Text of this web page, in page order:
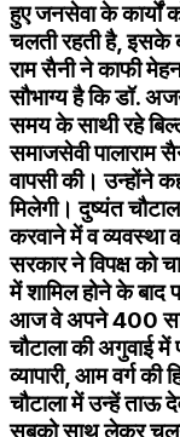
हुए जनसेवा के कार्यों
चलती रहती है, इसके
राम सैनी ने काफी
सौभाग्य है कि डॉ.
समय के साथी रहे
समाजसेवी पालाराम
वापसी की। उन्होंने
मिलेगी। दुष्यंत
करवाने में व व्यवस्था
सरकार ने विपक्ष को
में शामिल होने के बाद
आज वे अपने 400
चौटाला की अगुवाई में
व्यापारी, आम वर्ग की
चौटाला में उन्हें ताऊ
सबको साथ लेकर